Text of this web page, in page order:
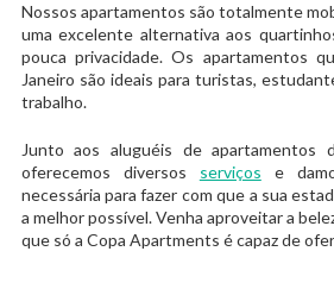
Nossos apartamentos são totalmente
uma excelente alternativa aos
pouca privacidade. Os apartamentos
Janeiro são ideais para turistas,
trabalho.
Junto aos aluguéis de apartamentos
oferecemos diversos serviços e
necessária para fazer com que a sua
a melhor possível. Venha aproveitar a
que só a Copa Apartments é capaz de